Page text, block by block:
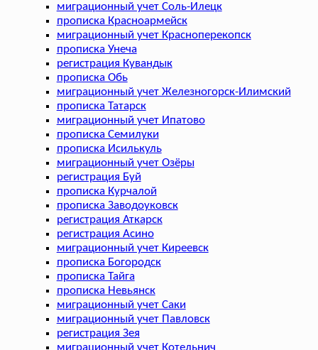
миграционный учет Соль-Илецк
прописка Красноармейск
миграционный учет Красноперекопск
прописка Унеча
регистрация Кувандык
прописка Обь
миграционный учет Железногорск-Илимский
прописка Татарск
миграционный учет Ипатово
прописка Семилуки
прописка Исилькуль
миграционный учет Озёры
регистрация Буй
прописка Курчалой
прописка Заводоуковск
регистрация Аткарск
регистрация Асино
миграционный учет Киреевск
прописка Богородск
прописка Тайга
прописка Невьянск
миграционный учет Саки
миграционный учет Павловск
регистрация Зея
миграционный учет Котельнич